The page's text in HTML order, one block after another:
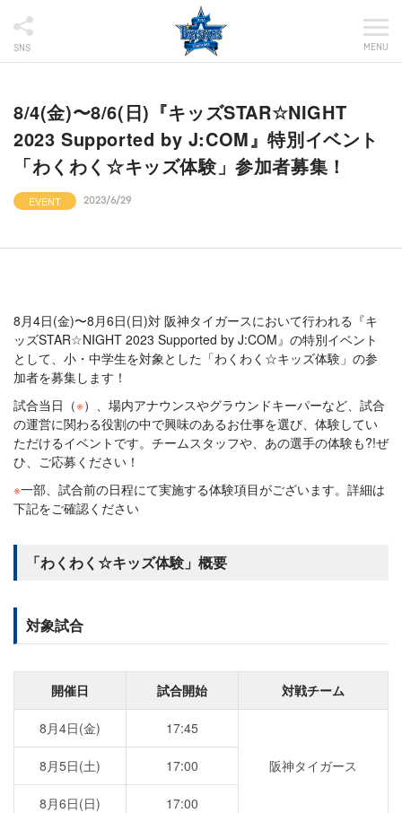
SNS MENU
8/4(金)〜8/6(日)『キッズSTAR☆NIGHT
2023 Supported by J:COM』特別イベント
「わくわく☆キッズ体験」参加者募集！
EVENT 2023/6/29
8月4日(金)〜8月6日(日)対 阪神タイガースにおいて行われる『キ
ッズSTAR☆NIGHT 2023 Supported by J:COM』の特別イベント
として、小・中学生を対象とした「わくわく☆キッズ体験」の参
加者を募集します！
試合当日（※）、場内アナウンスやグラウンドキーパーなど、試合
の運営に関わる役割の中で興味のあるお仕事を選び、体験してい
ただけるイベントです。チームスタッフや、あの選手の体験も?!ぜ
ひ、ご応募ください！
※一部、試合前の日程にて実施する体験項目がございます。詳細は
下記をご確認ください
「わくわく☆キッズ体験」概要
対象試合
開催日 試合開始 対戦チーム
8月4日(金) 17:45
阪神タイガース
8月5日(土) 17:00
8月6日(日) 17:00